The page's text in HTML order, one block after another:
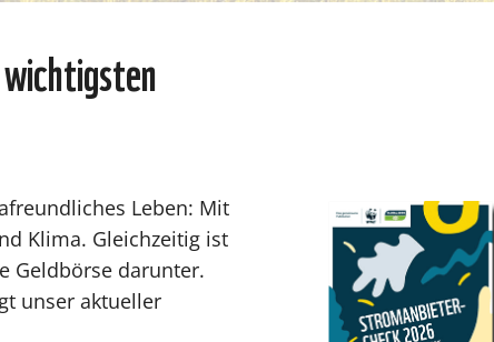
Leben: Mit
Klima. Gleichzeitig ist
Geldbörse darunter.
unser aktueller